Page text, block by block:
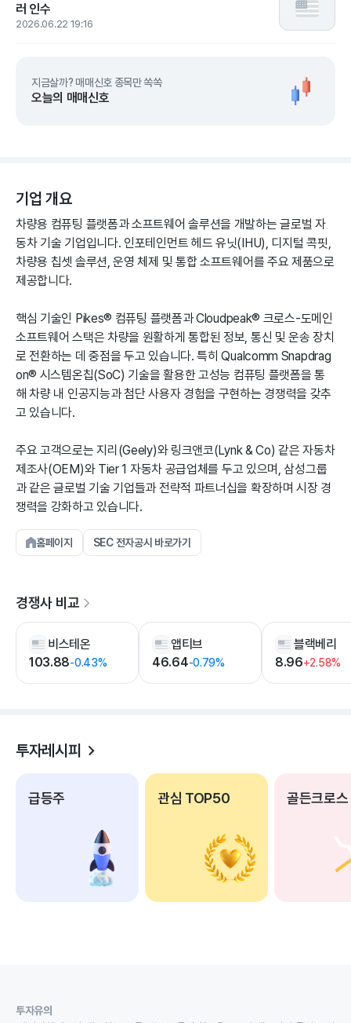
러 인수
2026.06.22 19:16
지금살까? 매매신호 종목만 쏙쏙
오늘의 매매신호
기업 개요
차량용 컴퓨팅 플랫폼과 소프트웨어 솔루션을 개발하는 글로벌 자
동차 기술 기업입니다. 인포테인먼트 헤드 유닛(IHU), 디지털 콕핏,
차량용 칩셋 솔루션, 운영 체제 및 통합 소프트웨어를 주요 제품으로
제공합니다.
핵심 기술인 Pikes® 컴퓨팅 플랫폼과 Cloudpeak® 크로스-도메인
소프트웨어 스택은 차량을 원활하게 통합된 정보, 통신 및 운송 장치
로 전환하는 데 중점을 두고 있습니다. 특히 Qualcomm Snapdrag
on® 시스템온칩(SoC) 기술을 활용한 고성능 컴퓨팅 플랫폼을 통
해 차량 내 인공지능과 첨단 사용자 경험을 구현하는 경쟁력을 갖추
고 있습니다.
주요 고객으로는 지리(Geely)와 링크앤코(Lynk & Co) 같은 자동차
제조사(OEM)와 Tier 1 자동차 공급업체를 두고 있으며, 삼성그룹
과 같은 글로벌 기술 기업들과 전략적 파트너십을 확장하며 시장 경
쟁력을 강화하고 있습니다.
홈페이지 SEC 전자공시 바로가기
경쟁사 비교
비스테온
103.88-0.43%
앱티브
46.64-0.79%
블랙베리
8.96+2.58%
투자레시피
급등주 관심 TOP50 골든크로스
투자유의